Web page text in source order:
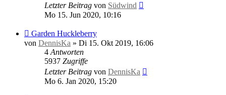
Letzter Beitrag von Südwind
Mo 15. Jun 2020, 10:16
Garden Huckleberry
von DennisKa » Di 15. Okt 2019, 16:06
4 Antworten
5937 Zugriffe
Letzter Beitrag von DennisKa
Mo 6. Jan 2020, 15:20